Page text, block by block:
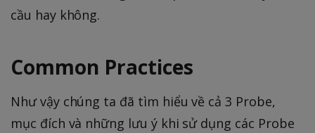
cầu hay không.
Common Practices
Như vậy chúng ta đã tìm hiểu về cả 3 Probe,
mục đích và những lưu ý khi sử dụng các Probe